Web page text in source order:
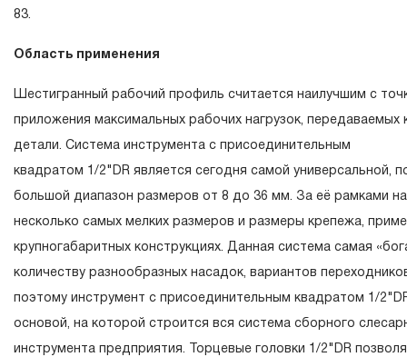
83.
Область применения
Шестигранный рабочий профиль считается наилучшим с
приложения максимальных рабочих нагрузок, передаваемых
детали. Система инструмента с присоединительным
квадратом 1/2"DR является сегодня самой универсальной,
большой диапазон размеров от 8 до 36 мм. За её рамками
несколько самых мелких размеров и размеры крепежа,
крупногабаритных конструкциях. Данная система самая
количеству разнообразных насадок, вариантов
поэтому инструмент с присоединительным квадратом 1/
основой, на которой строится вся система сборного
инструмента предприятия. Торцевые головки 1/2"DR
экспертизы было установлено, что производитель
технологию в процессе его производства.
2. Понятие «ОГРАНИЧЕННАЯ ГАРАНТИЯ»
2.1 На инструмент, имеющий в своей конструкции
СХЕМУ (МЕХАНИЗМ) распространяется понятие
гарантии», в связи с сокращенным сроком
повышенным износом при использовании и определен в
начала использования в условиях эксплуатации средней